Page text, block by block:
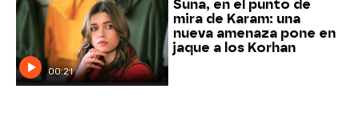
00:21
Suna, en el punto de
mira de Karam: una
nueva amenaza pone en
jaque a los Korhan